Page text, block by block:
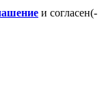
и согласен(-